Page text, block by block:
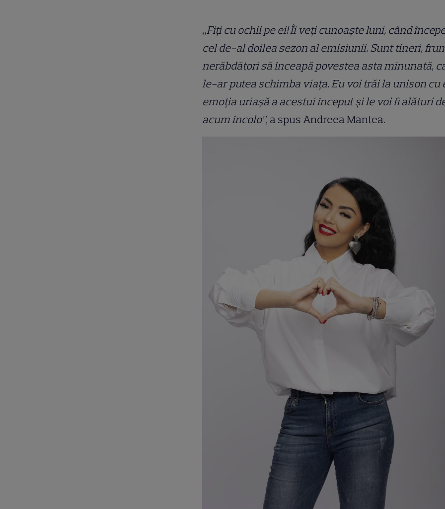
„Fiţi cu ochii pe ei! Îi veţi cunoaşte luni, când
cel de-al doilea sezon al emisiunii. Sunt tineri,
nerăbdători să înceapă povestea asta minunată,
le-ar putea schimba viaţa. Eu voi trăi la unison cu
emoţia uriaşă a acestui început şi le voi fi alături
acum încolo”, a spus Andreea Mantea.